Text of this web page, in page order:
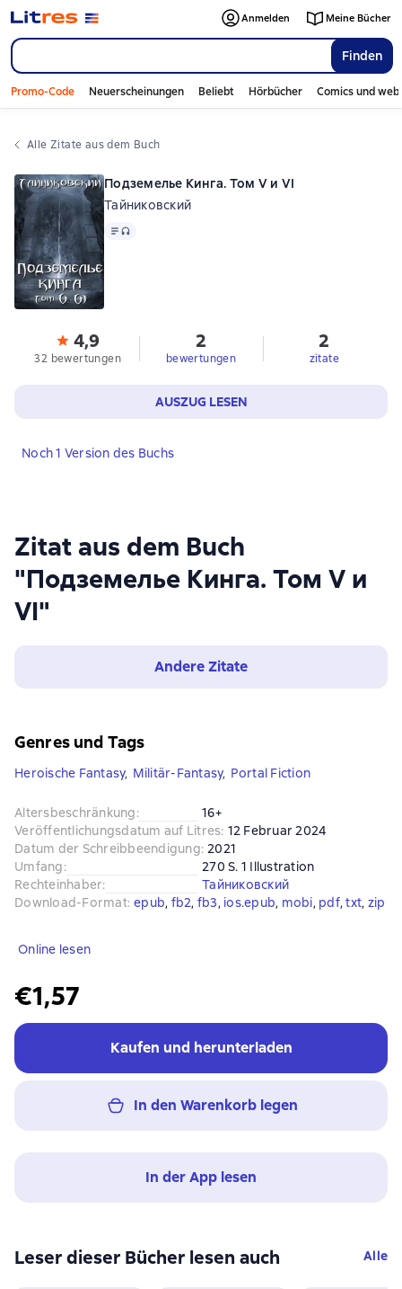
Finden
Anmelden Meine Bücher
Promo-Code Neuerscheinungen Beliebt Hörbücher Comics und
Alle Zitate aus dem Buch
Zitat aus dem Buch
"Подземелье Кинга. Том V и
VI"
Andere Zitate
Подземелье Кинга. Том V и VI
Тайниковский
Text, Audioformat verfügbar
4,9
32 bewertungen
2
bewertungen
2
zitate
AUSZUG LESEN
Noch 1 Version des Buchs
Genres und Tags
Heroische Fantasy, Militär-Fantasy, Portal Fiction
Altersbeschränkung:
16+
Veröffentlichungsdatum auf Litres: 12 Februar 2024
Datum der Schreibbeendigung: 2021
Umfang:
270 S. 1 Illustration
Rechteinhaber:
Тайниковский
Download-Format: epub, fb2, fb3, ios.epub, mobi, pdf, txt, zip
Online lesen
€1,57
Kaufen und herunterladen
In den Warenkorb legen
In der App lesen
Leser dieser Bücher lesen auch Alle